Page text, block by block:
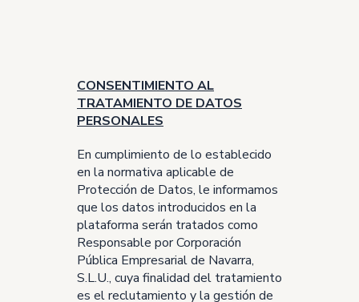
CONSENTIMIENTO AL
TRATAMIENTO DE DATOS
PERSONALES
En cumplimiento de lo establecido
en la normativa aplicable de
Protección de Datos, le informamos
que los datos introducidos en la
plataforma serán tratados como
Responsable por Corporación
Pública Empresarial de Navarra,
S.L.U., cuya finalidad del tratamiento
es el reclutamiento y la gestión de